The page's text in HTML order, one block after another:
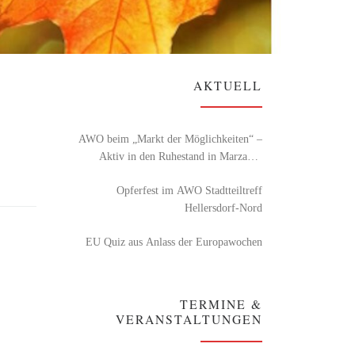
AKTUELL
AWO beim „Markt der Möglichkeiten“ –
Aktiv in den Ruhestand in Marzahn-
Opferfest im AWO Stadtteiltreff
Hellersdorf-Nord
EU Quiz aus Anlass der Europawochen
TERMINE &
VERANSTALTUNGEN